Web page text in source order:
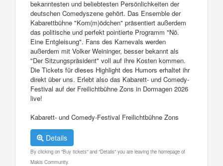
bekanntesten und beliebtesten Persönlichkeiten der
deutschen Comedyszene gehört. Das Ensemble der
Kabarettbühne "Kom(m)ödchen" präsentiert außerdem
das politische und perfekt pointierte Programm "Nö.
Eine Entgleisung". Fans des Karnevals werden
außerdem mit Volker Weininger, besser bekannt als
"Der Sitzungspräsident" voll auf ihre Kosten kommen.
Die Tickets für dieses Highlight des Humors erhaltet ihr
direkt über uns. Erlebt also das Kabarett- und Comedy-
Festival auf der Freilichtbühne Zons in Dormagen 2026
live!
Kabarett- und Comedy-Festival Freilichtbühne Zons
Details
By clicking on "Buy tickets" and "Details" you are leaving the homepage of
Makis Community.